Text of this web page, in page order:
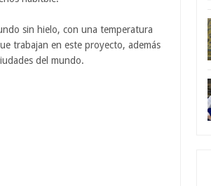
sin hielo, con una temperatura
trabajan en este proyecto, además
del mundo.